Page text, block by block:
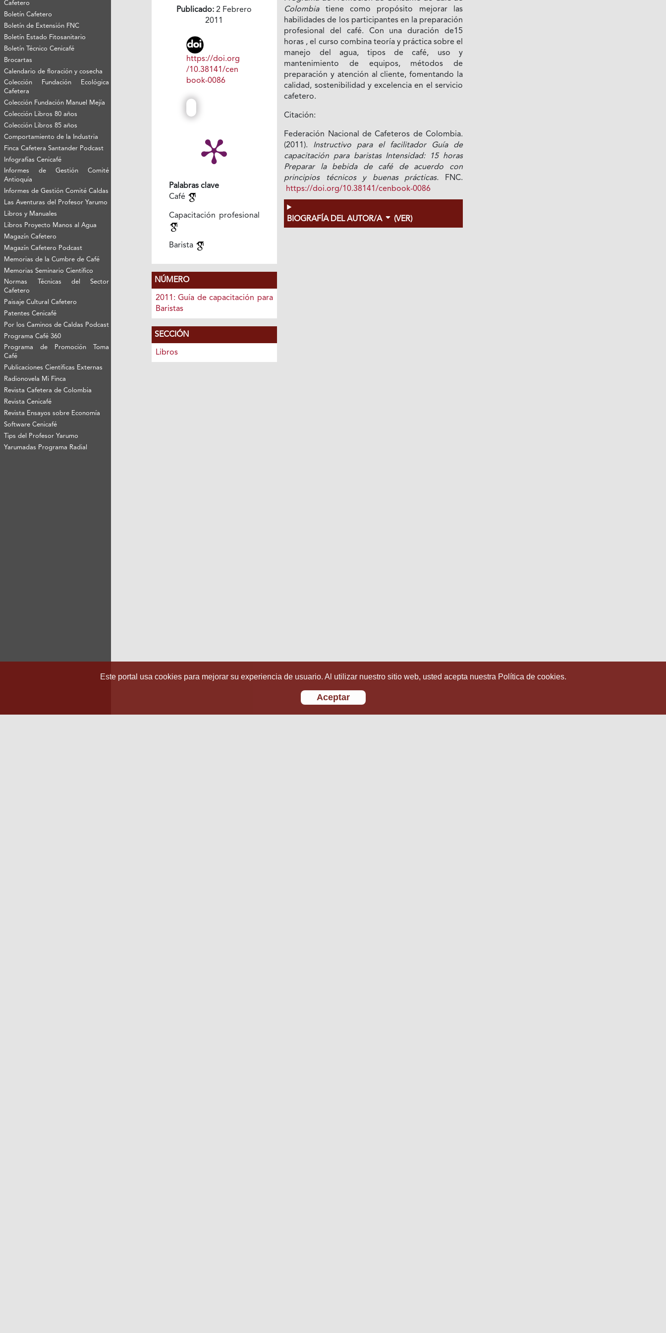
Cafetero
Boletín Cafetero
Boletín de Extensión FNC
Boletín Estado Fitosanitario
Boletín Técnico Cenicafé
Brocartas
Calendario de floración y cosecha
Colección Fundación Ecológica
Cafetera
Colección Fundación Manuel Mejía
Colección Libros 80 años
Colección Libros 85 años
Comportamiento de la Industria
Finca Cafetera Santander Podcast
Infografías Cenicafé
Informes de Gestión Comité
Antioquía
Informes de Gestión Comité Caldas
Las Aventuras del Profesor Yarumo
Libros y Manuales
Libros Proyecto Manos al Agua
Magazín Cafetero
Magazín Cafetero Podcast
Memorias de la Cumbre de Café
Memorias Seminario Científico
Normas Técnicas del Sector
Cafetero
Paisaje Cultural Cafetero
Patentes Cenicafé
Por los Caminos de Caldas Podcast
Programa Café 360
Programa de Promoción Toma
Café
Publicaciones Científicas Externas
Radionovela Mi Finca
Revista Cafetera de Colombia
Revista Cenicafé
Revista Ensayos sobre Economía
Software Cenicafé
Tips del Profesor Yarumo
Yarumadas Programa Radial
Publicado: 2 Febrero
2011
https://doi.org
/10.38141/cen
book-0086
Palabras clave
Café
Capacitación profesional
Barista
NÚMERO
2011: Guía de capacitación para
Baristas
SECCIÓN
Libros
Colombiatiene como propósito mejorar las
habilidades de los participantes en la preparación
profesional del café. Con una duración de15
horas , el curso combina teoría y práctica sobre el
manejo del agua, tipos de café, uso y
mantenimiento de equipos, métodos de
preparación y atención al cliente, fomentando la
calidad, sostenibilidad y excelencia en el servicio
cafetero.
Citación:
Federación Nacional de Cafeteros de Colombia.
(2011). Instructivo para el facilitador Guía de
capacitación para baristas Intensidad: 15 horas
Preparar la bebida de café de acuerdo con
principios técnicos y buenas prácticas. FNC.
https://doi.org/10.38141/cenbook-0086
BIOGRAFÍA DEL AUTOR/A (VER)
Este portal usa cookies para mejorar su experiencia de usuario. Al utilizar nuestro sitio web, usted acepta nuestra Política de cookies.
Aceptar